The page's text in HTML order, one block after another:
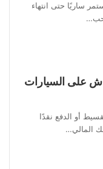
ساريًا حتى انتهاء
على السيارات
أو الدفع نقدًا
المالي…